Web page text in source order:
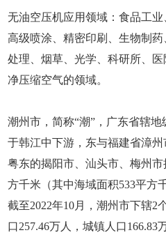
无油空压机应用领域：食品工业
高级喷涂、精密印刷、生物制
处理、烟草、光学、科研所、
净压缩空气的领域。
潮州市，简称“潮”，广东省辖
于韩江中下游，东与福建省漳
粤东的揭阳市、汕头市、梅州
方千米（其中海域面积533平方
截至2022年10月，潮州市下辖2
口257.46万人，城镇人口166.83